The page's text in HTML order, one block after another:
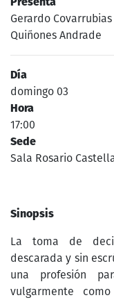
Gerardo
Quiñones Andrade
Día
domingo 03
Hora
17:00
Sede
Sala Rosario
Sinopsis
La toma de
descarada y sin
una profesión
vulgarmente